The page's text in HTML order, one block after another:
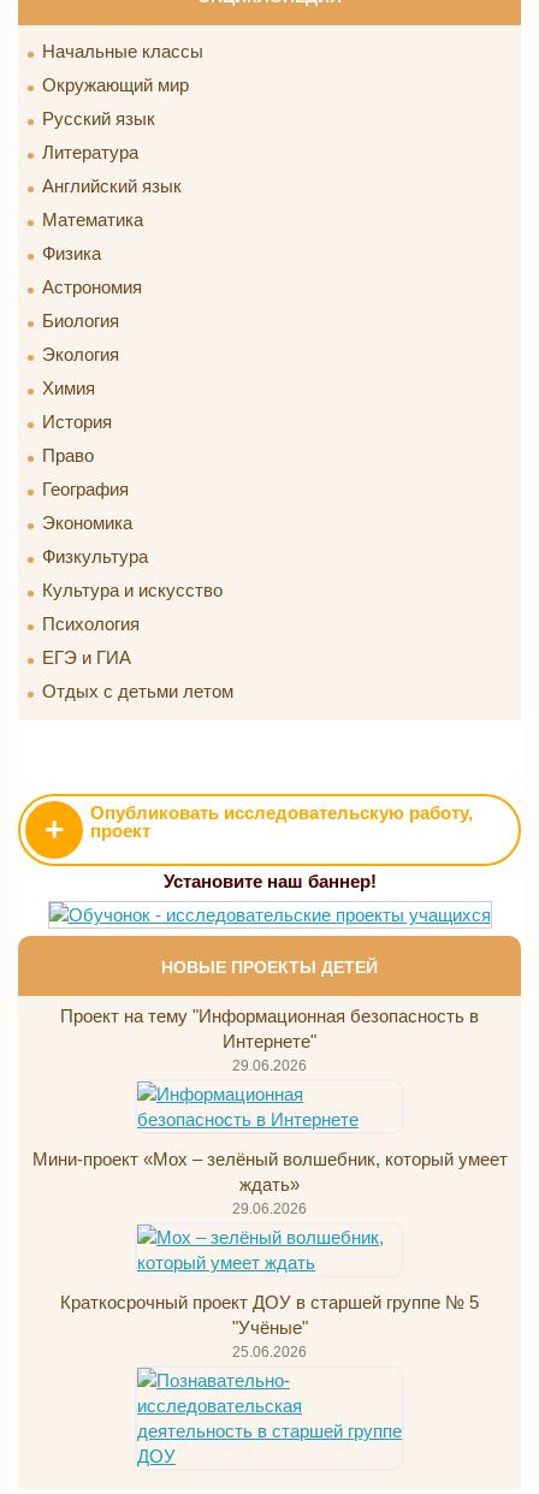
Начальные классы
Окружающий мир
Русский язык
Литература
Английский язык
Математика
Физика
Астрономия
Биология
Экология
Химия
История
Право
География
Экономика
Физкультура
Культура и искусство
Психология
ЕГЭ и ГИА
Отдых с детьми летом
+
Опубликовать исследовательскую работу,
проект
Установите наш баннер!
НОВЫЕ ПРОЕКТЫ ДЕТЕЙ
Проект на тему "Информационная безопасность в
Интернете"
29.06.2026
Мини-проект «Мох – зелёный волшебник, который умеет
ждать»
29.06.2026
Краткосрочный проект ДОУ в старшей группе № 5
"Учёные"
25.06.2026